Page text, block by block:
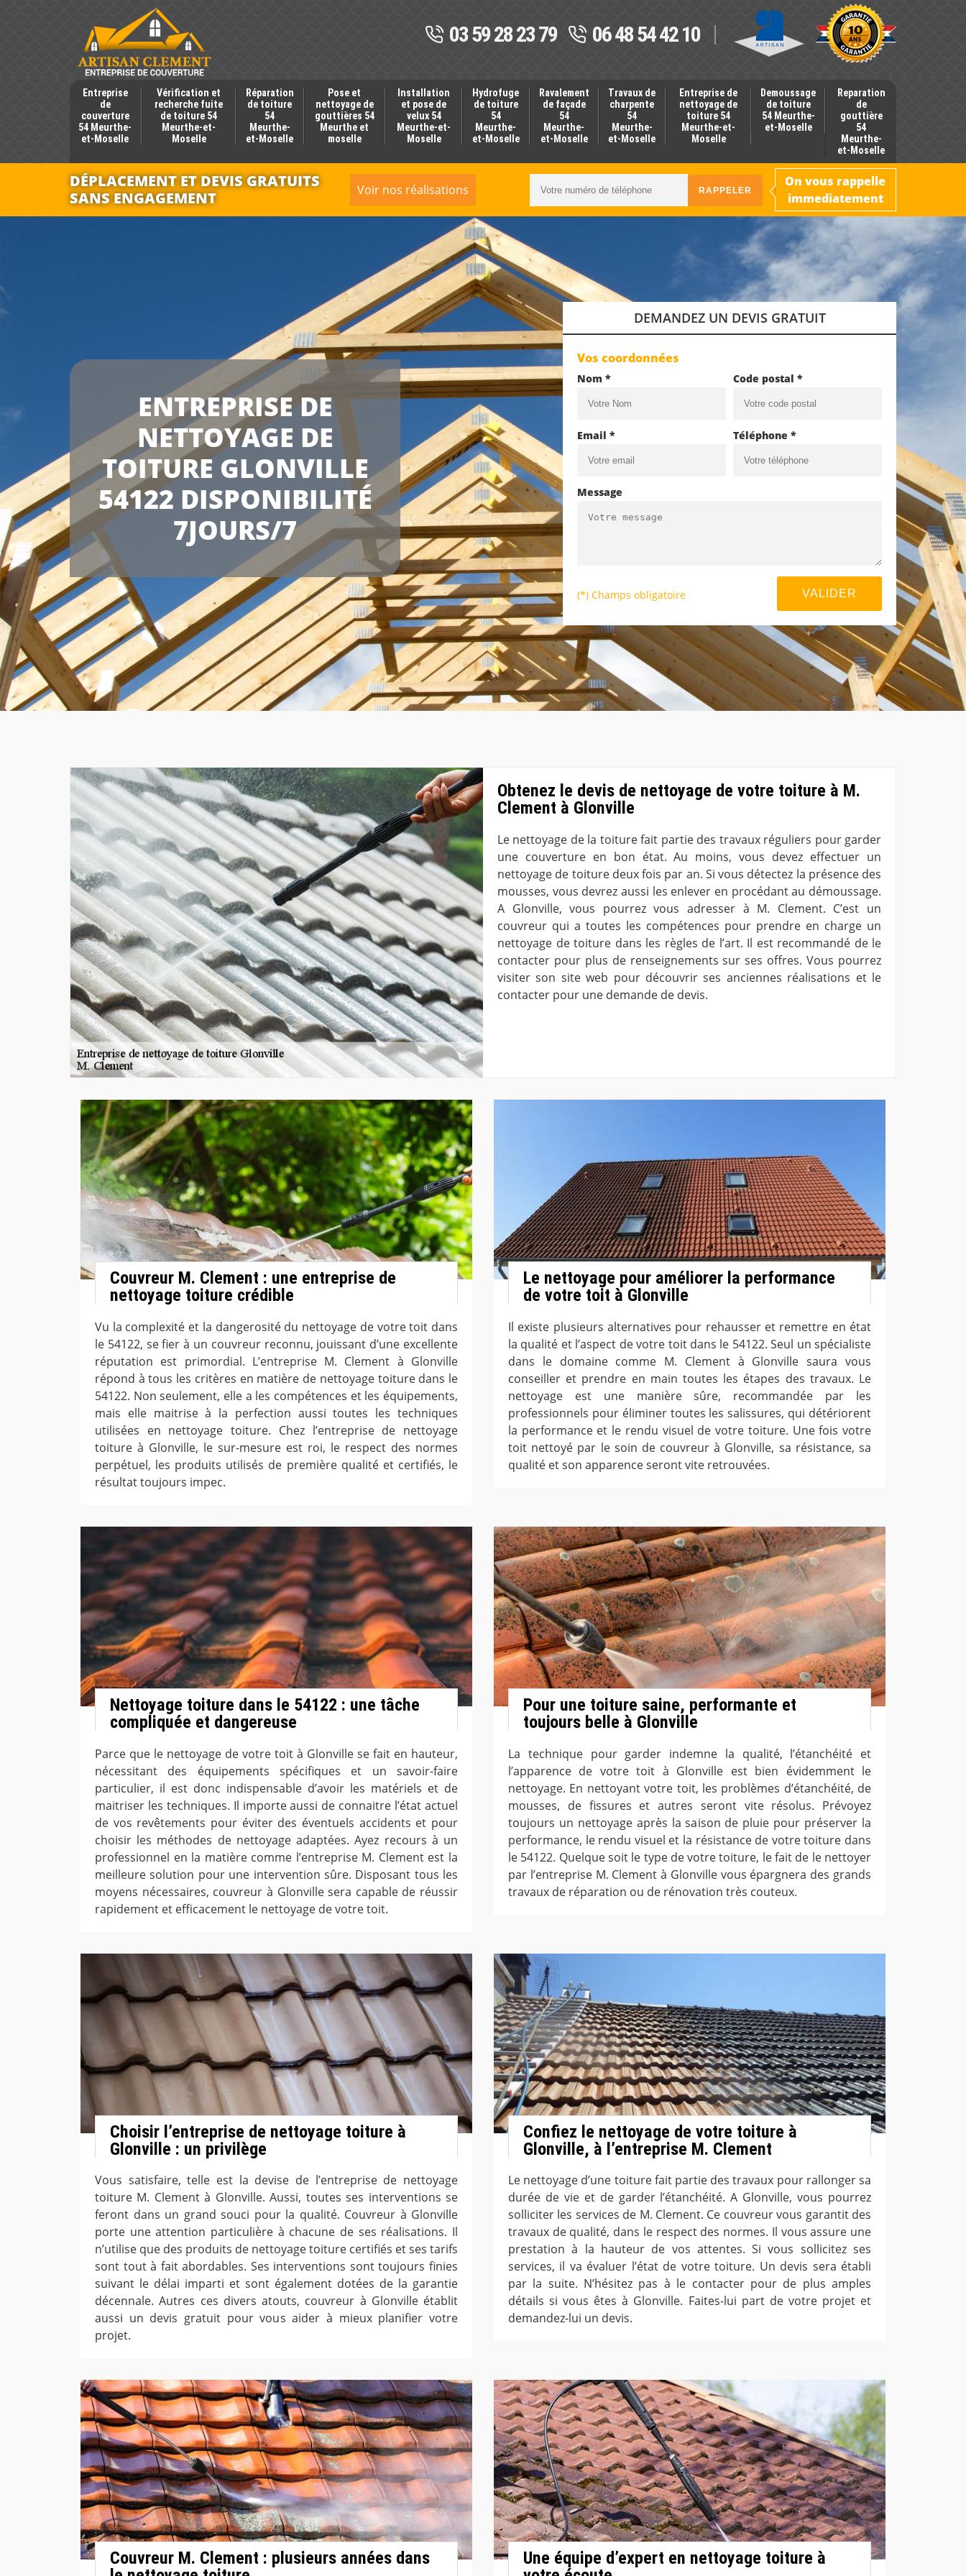
03 59 28 23 79 06 48 54 42 10
Entreprise
de
couverture
54 Meurthe-
et-Moselle
Vérification et
recherche fuite
de toiture 54
Meurthe-et-
Moselle
Réparation
de toiture
54
Meurthe-
et-Moselle
Pose et
nettoyage de
gouttières 54
Meurthe et
moselle
Installation
et pose de
velux 54
Meurthe-et-
Moselle
Hydrofuge
de toiture
54
Meurthe-
et-Moselle
Ravalement
de façade
54
Meurthe-
et-Moselle
Travaux de
charpente
54
Meurthe-
et-Moselle
Entreprise de
nettoyage de
toiture 54
Meurthe-et-
Moselle
Demoussage
de toiture
54 Meurthe-
et-Moselle
Reparation
de
gouttière
54
Meurthe-
et-Moselle
DÉPLACEMENT ET DEVIS GRATUITS
SANS ENGAGEMENT
Voir nos réalisations
On vous rappelle
immediatement
ENTREPRISE DE
NETTOYAGE DE
TOITURE GLONVILLE
54122 DISPONIBILITÉ
7JOURS/7
DEMANDEZ UN DEVIS GRATUIT
Vos coordonnées
Nom * Code postal *
Email * Téléphone *
Message
(*) Champs obligatoire
Obtenez le devis de nettoyage de votre toiture à M.
Clement à Glonville
Le nettoyage de la toiture fait partie des travaux réguliers pour garder
une couverture en bon état. Au moins, vous devez effectuer un
nettoyage de toiture deux fois par an. Si vous détectez la présence des
mousses, vous devrez aussi les enlever en procédant au démoussage.
A Glonville, vous pourrez vous adresser à M. Clement. C’est un
couvreur qui a toutes les compétences pour prendre en charge un
nettoyage de toiture dans les règles de l’art. Il est recommandé de le
contacter pour plus de renseignements sur ses offres. Vous pourrez
visiter son site web pour découvrir ses anciennes réalisations et le
contacter pour une demande de devis.
Couvreur M. Clement : une entreprise de
nettoyage toiture crédible
Vu la complexité et la dangerosité du nettoyage de votre toit dans
le 54122, se fier à un couvreur reconnu, jouissant d’une excellente
réputation est primordial. L’entreprise M. Clement à Glonville
répond à tous les critères en matière de nettoyage toiture dans le
54122. Non seulement, elle a les compétences et les équipements,
mais elle maitrise à la perfection aussi toutes les techniques
utilisées en nettoyage toiture. Chez l’entreprise de nettoyage
toiture à Glonville, le sur-mesure est roi, le respect des normes
perpétuel, les produits utilisés de première qualité et certifiés, le
résultat toujours impec.
Le nettoyage pour améliorer la performance
de votre toit à Glonville
Il existe plusieurs alternatives pour rehausser et remettre en état
la qualité et l’aspect de votre toit dans le 54122. Seul un spécialiste
dans le domaine comme M. Clement à Glonville saura vous
conseiller et prendre en main toutes les étapes des travaux. Le
nettoyage est une manière sûre, recommandée par les
professionnels pour éliminer toutes les salissures, qui détériorent
la performance et le rendu visuel de votre toiture. Une fois votre
toit nettoyé par le soin de couvreur à Glonville, sa résistance, sa
qualité et son apparence seront vite retrouvées.
Nettoyage toiture dans le 54122 : une tâche
compliquée et dangereuse
Parce que le nettoyage de votre toit à Glonville se fait en hauteur,
nécessitant des équipements spécifiques et un savoir-faire
particulier, il est donc indispensable d’avoir les matériels et de
maitriser les techniques. Il importe aussi de connaitre l’état actuel
de vos revêtements pour éviter des éventuels accidents et pour
choisir les méthodes de nettoyage adaptées. Ayez recours à un
professionnel en la matière comme l’entreprise M. Clement est la
meilleure solution pour une intervention sûre. Disposant tous les
moyens nécessaires, couvreur à Glonville sera capable de réussir
rapidement et efficacement le nettoyage de votre toit.
Pour une toiture saine, performante et
toujours belle à Glonville
La technique pour garder indemne la qualité, l’étanchéité et
l’apparence de votre toit à Glonville est bien évidemment le
nettoyage. En nettoyant votre toit, les problèmes d’étanchéité, de
mousses, de fissures et autres seront vite résolus. Prévoyez
toujours un nettoyage après la saison de pluie pour préserver la
performance, le rendu visuel et la résistance de votre toiture dans
le 54122. Quelque soit le type de votre toiture, le fait de le nettoyer
par l’entreprise M. Clement à Glonville vous épargnera des grands
travaux de réparation ou de rénovation très couteux.
Choisir l’entreprise de nettoyage toiture à
Glonville : un privilège
Vous satisfaire, telle est la devise de l’entreprise de nettoyage
toiture M. Clement à Glonville. Aussi, toutes ses interventions se
feront dans un grand souci pour la qualité. Couvreur à Glonville
porte une attention particulière à chacune de ses réalisations. Il
n’utilise que des produits de nettoyage toiture certifiés et ses tarifs
sont tout à fait abordables. Ses interventions sont toujours finies
suivant le délai imparti et sont également dotées de la garantie
décennale. Autres ces divers atouts, couvreur à Glonville établit
aussi un devis gratuit pour vous aider à mieux planifier votre
projet.
Confiez le nettoyage de votre toiture à
Glonville, à l’entreprise M. Clement
Le nettoyage d’une toiture fait partie des travaux pour rallonger sa
durée de vie et de garder l’étanchéité. A Glonville, vous pourrez
solliciter les services de M. Clement. Ce couvreur vous garantit des
travaux de qualité, dans le respect des normes. Il vous assure une
prestation à la hauteur de vos attentes. Si vous sollicitez ses
services, il va évaluer l’état de votre toiture. Un devis sera établi
par la suite. N’hésitez pas à le contacter pour de plus amples
détails si vous êtes à Glonville. Faites-lui part de votre projet et
demandez-lui un devis.
Couvreur M. Clement : plusieurs années dans
Une équipe d’expert en nettoyage toiture à